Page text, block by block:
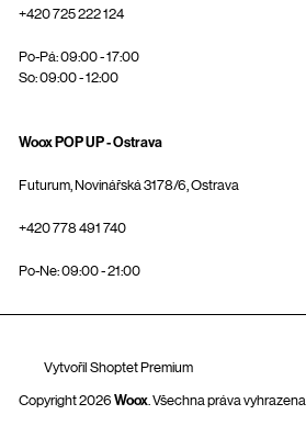
+420 725 222 124
Po-Pá: 09:00 - 17:00
So: 09:00 - 12:00
Woox POP UP - Ostrava
Futurum, Novinářská 3178/6, Ostrava
+420 778 491 740
Po-Ne: 09:00 - 21:00
Vytvořil Shoptet Premium
Copyright 2026 Woox . Všechna práva vyhrazena.